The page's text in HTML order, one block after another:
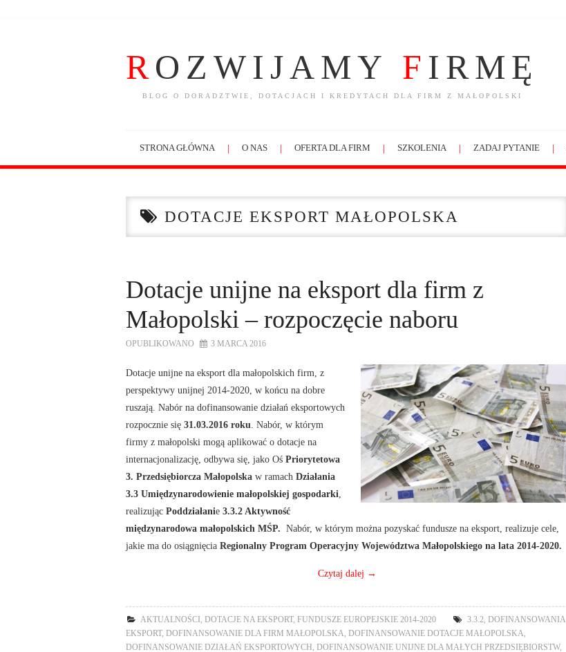
ROZWIJAMY F IRMĘ
BLOG O DORADZTWIE, DOTACJACH I KREDYTACH DLA FIRM Z MAŁOPOLSKI
STRONA GŁÓWNA O NAS OFERTA DLA FIRM SZKOLENIA ZADAJ PYTANIE
DOTACJE EKSPORT MAŁOPOLSKA
Dotacje unijne na eksport dla firm z
Małopolski – rozpoczęcie naboru
OPUBLIKOWANO 3 MARCA 2016
Dotacje unijne na eksport dla małopolskich firm, z
perspektywy unijnej 2014-2020, w końcu na dobre
ruszają. Nabór na dofinansowanie działań eksportowych
rozpocznie się 31.03.2016 roku . Nabór, w którym
firmy z małopolski mogą aplikować o dotacje na
internacjonalizację, odbywa się, jako Oś Priorytetowa
3. Przedsiębiorcza Małopolska w ramach Działania
3.3 Umiędzynarodowienie małopolskiej gospodarki
realizując Poddziałanie 3.3.2 Aktywność
międzynarodowa małopolskich MŚP. Nabór, w którym można pozyskać fundusze na eksport, realizuje cele,
jakie ma do osiągnięcia Regionalny Program Operacyjny Województwa Małopolskiego na lata 2014-2020.
Czytaj dalej →
AKTUALNOŚCI DOTACJE NA EKSPORT, FUNDUSZE EUROPEJSKIE 2014-2020 3.3.2 DOFINANSOWANIA
EKSPORT, DOFINANSOWANIE DLA FIRM MAŁOPOLSKA DOFINANSOWANIE DOTACJE MAŁOPOLSKA
DOFINANSOWANIE DZIAŁAŃ EKSPORTOWYCH DOFINANSOWANIE UNIJNE DLA MAŁYCH PRZEDSIĘBIORSTW,